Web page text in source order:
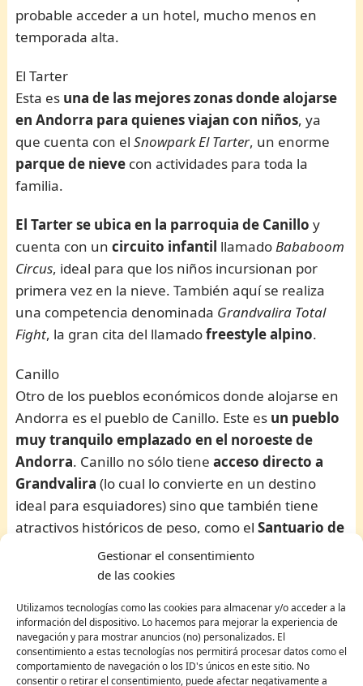
Gestionar el consentimiento
de las cookies
Utilizamos tecnologías como las cookies para almacenar y/o acceder a la
información del dispositivo. Lo hacemos para mejorar la experiencia de
navegación y para mostrar anuncios (no) personalizados. El
consentimiento a estas tecnologías nos permitirá procesar datos como el
comportamiento de navegación o los ID's únicos en este sitio. No
consentir o retirar el consentimiento, puede afectar negativamente a
probable acceder a un hotel, mucho menos en
temporada alta.
El Tarter
Esta es una de las mejores zonas donde alojarse
en Andorra para quienes viajan con niños, ya
que cuenta con elSnowpark El Tarter, un enorme
parque de nieve con actividades para toda la
familia.
El Tarter se ubica en la parroquia de Canillo y
cuenta con uncircuito infantil llamadoBababoom
Circus, ideal para que los niños incursionan por
primera vez en la nieve. También aquí se realiza
una competencia denominada Grandvalira Total
Fight, la gran cita del llamadofreestyle alpino.
Canillo
Otro de los pueblos económicos donde alojarse en
Andorra es el pueblo de Canillo. Este es un pueblo
muy tranquilo emplazado en el noroeste de
Andorra. Canillo no sólo tieneacceso directo a
Grandvalira (lo cual lo convierte en un destino
ideal para esquiadores) sino que también tiene
atractivos históricos de peso, como elSantuario de
y laIglesia de Sant Joan de Caselles
de Gel d´Andorra(Palacio de Hielo de Andorra),
una gigantescapista de hielo olímpicade 1.800
metros cuadrados, una de las más grandes de
Europa.